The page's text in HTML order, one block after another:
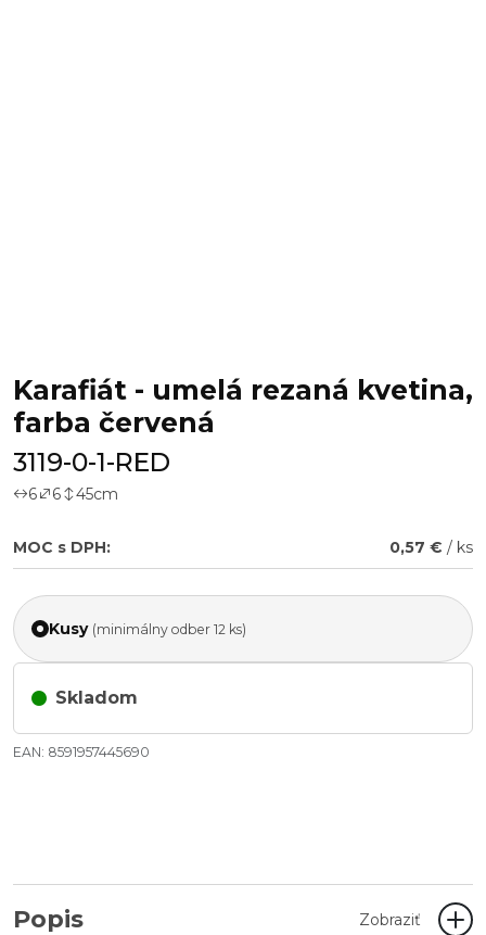
Karafiát - umelá rezaná kvetina,
farba červená
3119-0-1-RED
6 6 45cm
MOC s DPH: 0,57 € / ks
Kusy (minimálny odber 12 ks)
Skladom
EAN: 8591957445690
Popis Zobraziť